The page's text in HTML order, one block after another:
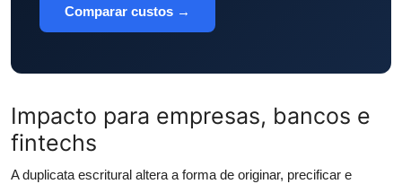
Comparar custos →
Impacto para empresas, bancos e
fintechs
A duplicata escritural altera a forma de originar, precificar e